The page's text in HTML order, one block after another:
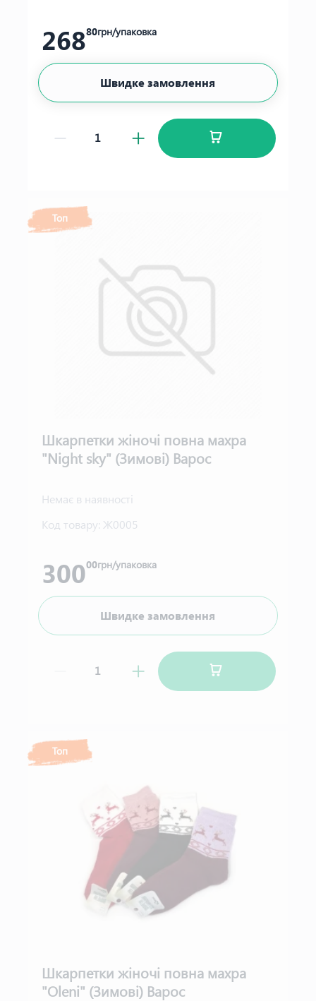
26880грн/упаковка
Швидке замовлення
Топ
Шкарпетки жіночі повна махра
"Night sky" (Зимові) Варос
Немає в наявності
Код товару: Ж0005
30000грн/упаковка
Швидке замовлення
Топ
Шкарпетки жіночі повна махра
"Oleni" (Зимові) Варос